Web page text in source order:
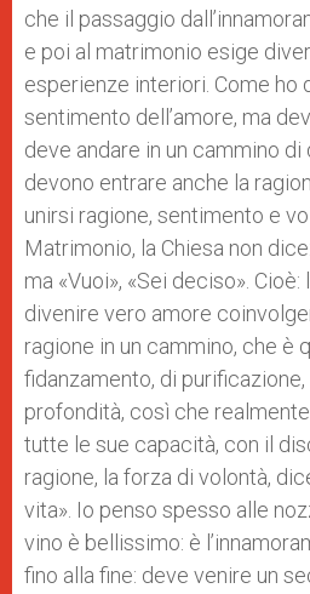
che il passaggio
e poi al matrimonio esige
esperienze interiori. Come ho
sentimento dell’amore, ma
deve andare in un cammino
devono entrare anche la
unirsi ragione, sentimento e
Matrimonio, la Chiesa non
ma «Vuoi», «Sei deciso».
divenire vero amore
ragione in un cammino, che è
fidanzamento, di
profondità, così che
tutte le sue capacità, con il
ragione, la forza di volontà,
vita». Io penso spesso alle
vino è bellissimo: è
fino alla fine: deve venire un